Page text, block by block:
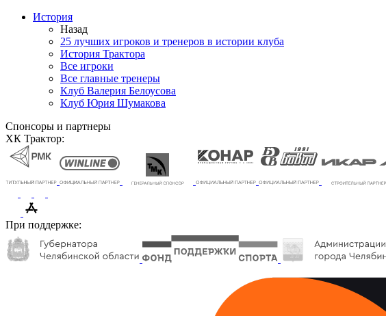
История
Назад
25 лучших игроков и тренеров в истории клуба
История Трактора
Все игроки
Все главные тренеры
Клуб Валерия Белоусова
Клуб Юрия Шумакова
Спонсоры и партнеры
ХК Трактор:
При поддержке: